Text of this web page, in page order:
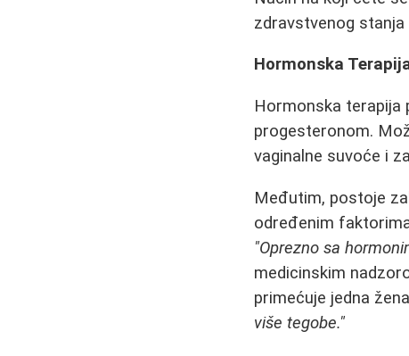
zdravstvenog
Hormonska
Hormonska terapija
progesteronom.
vaginalne suvoće i
Međutim, postoje
određenim
"Oprezno sa
medicinskim
primećuje jedna
više tegobe."